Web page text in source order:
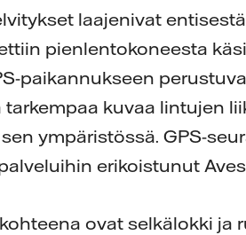
laajenivat
pienlentokoneesta
paikannukseen
kuvaa lintujen
ympäristössä. GPS-
erikoistunut
ovat selkälokki ja